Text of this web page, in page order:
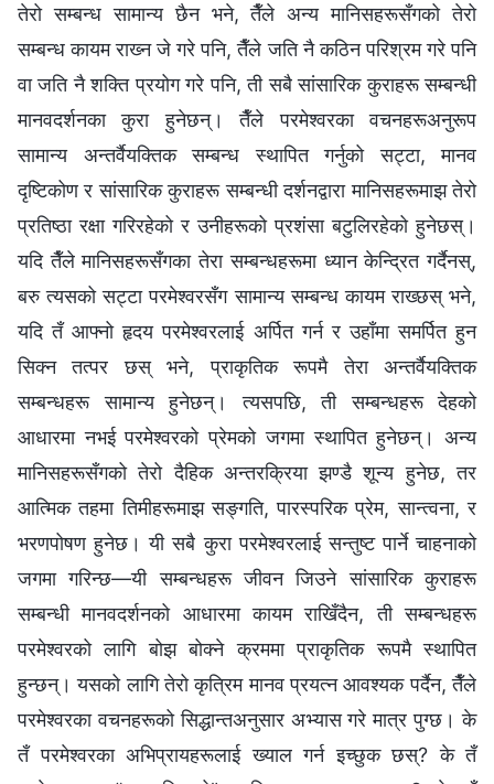
तेरो सम्‍बन्ध सामान्य छैन भने, तैँले अन्य मानिसहरूसँगको तेरो
सम्बन्ध कायम राख्‍न जे गरे पनि, तैँले जति नै कठिन परिश्रम गरे पनि
वा जति नै शक्ति प्रयोग गरे पनि, ती सबै सांसारिक कुराहरू सम्‍बन्धी
मानवदर्शनका कुरा हुनेछन्। तैँले परमेश्‍वरका वचनहरूअनुरूप
सामान्य अन्तर्वैयक्तिक सम्बन्ध स्थापित गर्नुको सट्टा, मानव
दृष्टिकोण र सांसारिक कुराहरू सम्‍बन्धी दर्शनद्वारा मानिसहरूमाझ तेरो
प्रतिष्ठा रक्षा गरिरहेको र उनीहरूको प्रशंसा बटुलिरहेको हुनेछस्।
यदि तैँले मानिसहरूसँगका तेरा सम्बन्धहरूमा ध्यान केन्द्रित गर्दैनस्,
बरु त्यसको सट्टा परमेश्‍वरसँग सामान्य सम्बन्ध कायम राख्छस् भने,
यदि तँ आफ्नो हृदय परमेश्‍वरलाई अर्पित गर्न र उहाँमा समर्पित हुन
सिक्‍न तत्पर छस् भने, प्राकृतिक रूपमै तेरा अन्तर्वैयक्तिक
सम्बन्धहरू सामान्य हुनेछन्। त्यसपछि, ती सम्बन्धहरू देहको
आधारमा नभई परमेश्‍वरको प्रेमको जगमा स्थापित हुनेछन्। अन्य
मानिसहरूसँगको तेरो दैहिक अन्तरक्रिया झण्डै शून्य हुनेछ, तर
आत्मिक तहमा तिमीहरूमाझ सङ्गति, पारस्परिक प्रेम, सान्त्वना, र
भरणपोषण हुनेछ। यी सबै कुरा परमेश्‍वरलाई सन्तुष्ट पार्ने चाहनाको
जगमा गरिन्छ—यी सम्बन्धहरू जीवन जिउने सांसारिक कुराहरू
सम्‍बन्धी मानवदर्शनको आधारमा कायम राखिँदैन, ती सम्बन्धहरू
परमेश्‍वरको लागि बोझ बोक्‍ने क्रममा प्राकृतिक रूपमै स्थापित
हुन्छन्। यसको लागि तेरो कृत्रिम मानव प्रयत्न आवश्यक पर्दैन, तैँले
परमेश्‍वरका वचनहरूको सिद्धान्तअनुसार अभ्यास गरे मात्र पुग्छ। के
तँ परमेश्‍वरका अभिप्रायहरूलाई ख्याल गर्न इच्छुक छस्? के तँ